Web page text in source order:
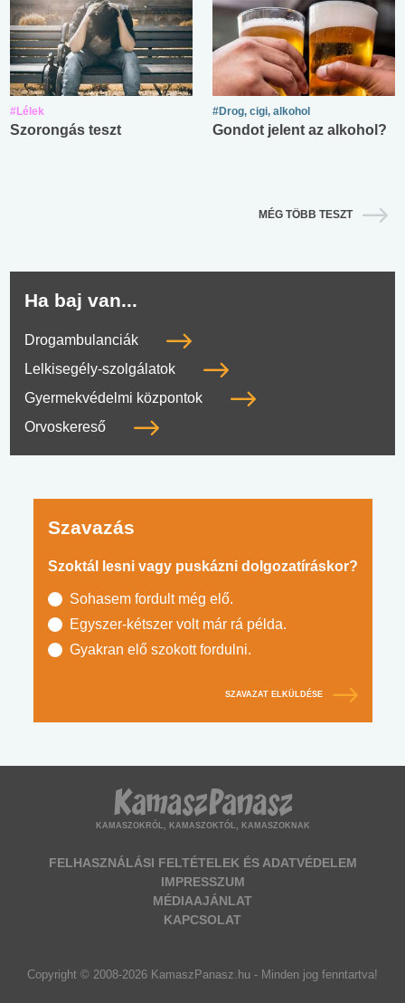
#Lélek
Szorongás teszt
#Drog, cigi, alkohol
Gondot jelent az alkohol?
MÉG TÖBB TESZT
Ha baj van...
Drogambulanciák
Lelkisegély-szolgálatok
Gyermekvédelmi központok
Orvoskereső
Szavazás
Szoktál lesni vagy puskázni dolgozatíráskor?
Sohasem fordult még elő.
Egyszer-kétszer volt már rá példa.
Gyakran elő szokott fordulni.
SZAVAZAT ELKÜLDÉSE
KAMASZOKRÓL, KAMASZOKTÓL, KAMASZOKNAK
FELHASZNÁLÁSI FELTÉTELEK ÉS ADATVÉDELEM
IMPRESSZUM
MÉDIAAJÁNLAT
KAPCSOLAT
Copyright © 2008-2026 KamaszPanasz.hu - Minden jog fenntartva!